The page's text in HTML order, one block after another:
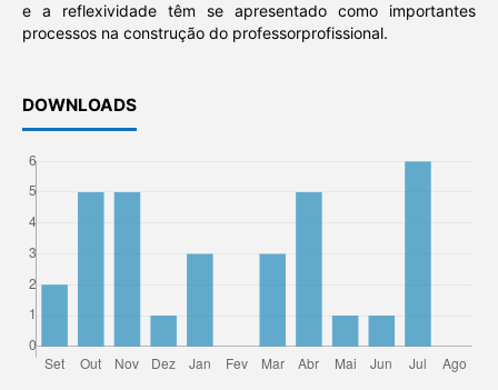
e a reflexividade têm se apresentado como importantes
processos na construção do professorprofissional.
DOWNLOADS